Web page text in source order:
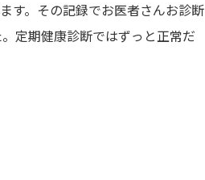
す。その記録でお医者さんお診断
定期健康診断ではずっと正常だ